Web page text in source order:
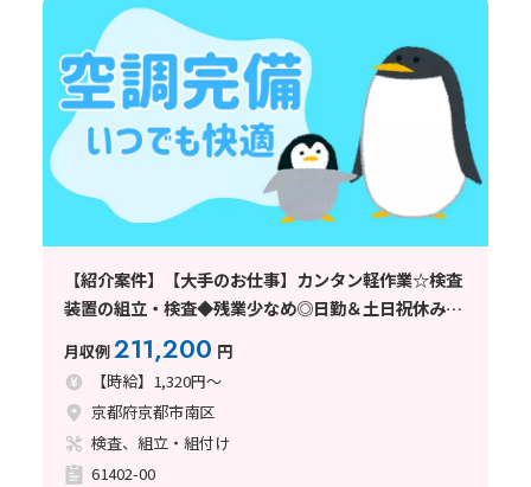
【紹介案件】【大手のお仕事】カンタン軽作業☆検査
装置の組立・検査◆残業少なめ◎日勤＆土日祝休み☆
駅チカ！
月収例211,200 円
【時給】1,320円～
京都府京都市南区
検査、組立・組付け
61402-00